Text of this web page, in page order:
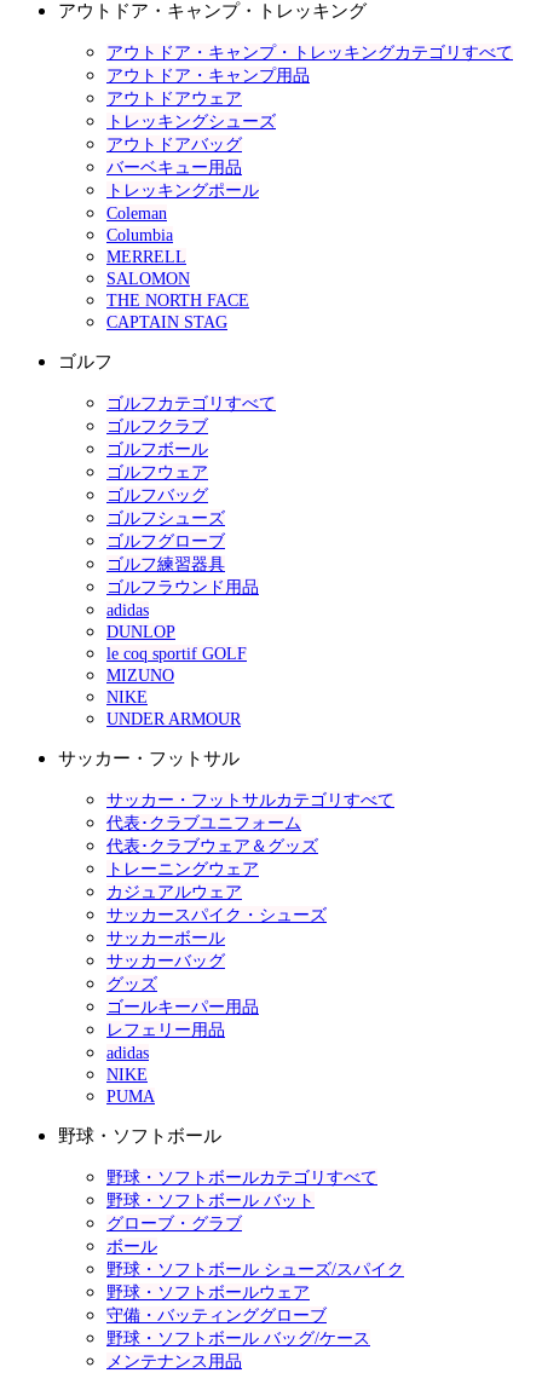
アウトドア・キャンプ・トレッキング
アウトドア・キャンプ・トレッキングカテゴリすべて
アウトドア・キャンプ用品
アウトドアウェア
トレッキングシューズ
アウトドアバッグ
バーベキュー用品
トレッキングポール
Coleman
Columbia
MERRELL
SALOMON
THE NORTH FACE
CAPTAIN STAG
ゴルフ
ゴルフカテゴリすべて
ゴルフクラブ
ゴルフボール
ゴルフウェア
ゴルフバッグ
ゴルフシューズ
ゴルフグローブ
ゴルフ練習器具
ゴルフラウンド用品
adidas
DUNLOP
le coq sportif GOLF
MIZUNO
NIKE
UNDER ARMOUR
サッカー・フットサル
サッカー・フットサルカテゴリすべて
代表･クラブユニフォーム
代表･クラブウェア＆グッズ
トレーニングウェア
カジュアルウェア
サッカースパイク・シューズ
サッカーボール
サッカーバッグ
グッズ
ゴールキーパー用品
レフェリー用品
adidas
NIKE
PUMA
野球・ソフトボール
野球・ソフトボールカテゴリすべて
野球・ソフトボール バット
グローブ・グラブ
ボール
野球・ソフトボール シューズ/スパイク
野球・ソフトボールウェア
守備・バッティンググローブ
野球・ソフトボール バッグ/ケース
メンテナンス用品